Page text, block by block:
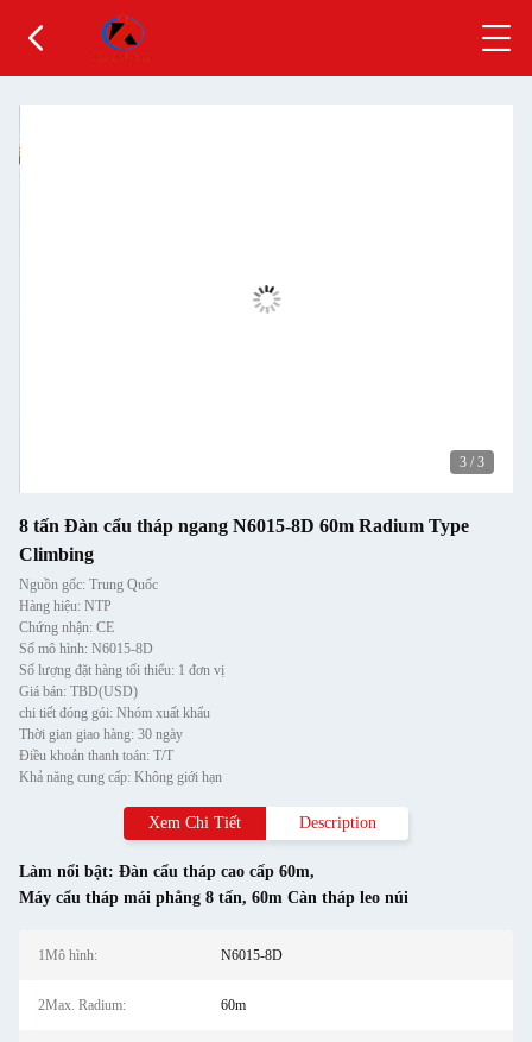
3 / 3
8 tấn Đàn cẩu tháp ngang N6015-8D 60m Radium Type
Climbing
Nguồn gốc: Trung Quốc
Hàng hiệu: NTP
Chứng nhận: CE
Số mô hình: N6015-8D
Số lượng đặt hàng tối thiểu: 1 đơn vị
Giá bán: TBD(USD)
chi tiết đóng gói: Nhóm xuất khẩu
Thời gian giao hàng: 30 ngày
Điều khoản thanh toán: T/T
Khả năng cung cấp: Không giới hạn
Xem Chi Tiết Description
Làm nổi bật: Đàn cẩu tháp cao cấp 60m,
Máy cẩu tháp mái phẳng 8 tấn, 60m Càn tháp leo núi
1Mô hình: N6015-8D
2Max. Radium: 60m